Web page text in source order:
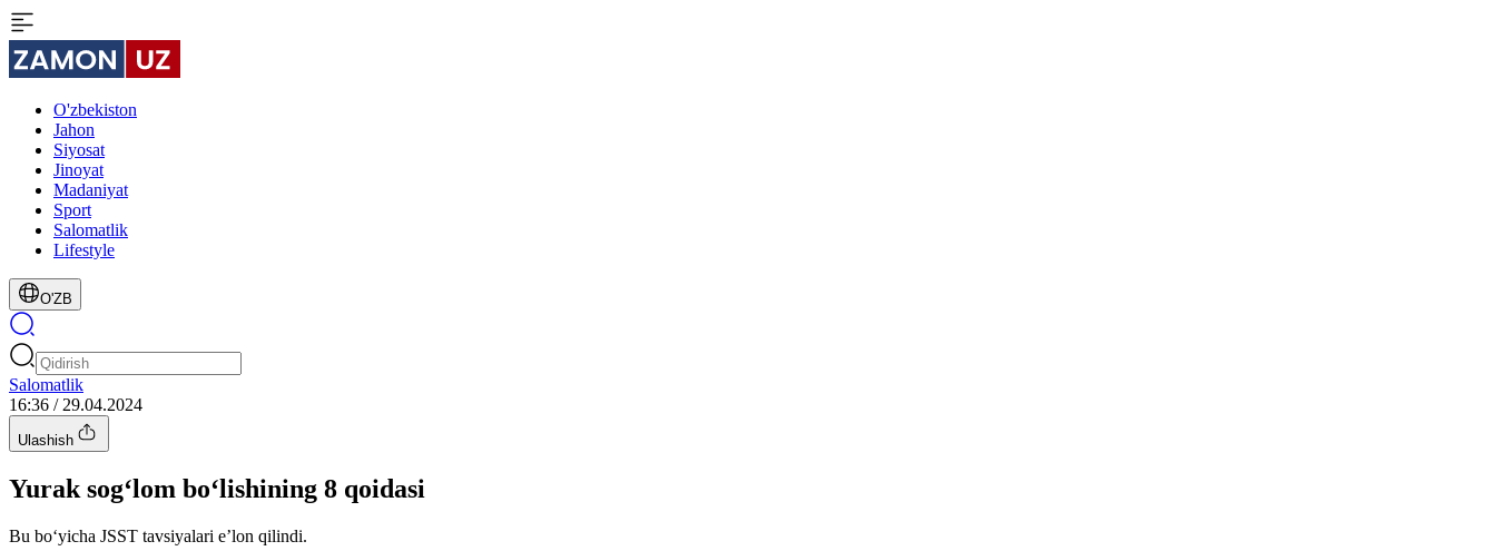
O'zbekiston
Jahon
Siyosat
Jinoyat
Madaniyat
Sport
Salomatlik
Lifestyle
O'ZB
Salomatlik
16:36 / 29.04.2024
Ulashish
Yurak sog‘lom bo‘lishining 8 qoidasi
Bu bo‘yicha JSST tavsiyalari eʼlon qilindi.